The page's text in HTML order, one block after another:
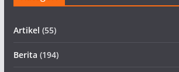
Artikel (55)
Berita (194)